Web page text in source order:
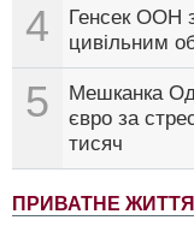
4
Генсек ООН
цивільним
5
Мешканка
євро за
тисяч
ПРИВАТНЕ ЖИТТЯ